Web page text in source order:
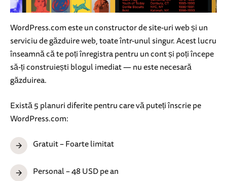
WordPress.com este un constructor de site-uri web și un
serviciu de găzduire web, toate într-unul singur. Acest lucru
înseamnă că te poți înregistra pentru un cont și poți începe
să-ți construiești blogul imediat — nu este necesară
găzduirea.
Există 5 planuri diferite pentru care vă puteți înscrie pe
WordPress.com:
Gratuit – Foarte limitat
Personal – 48 USD pe an